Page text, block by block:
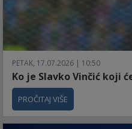
PETAK, 17.07.2026 | 10:50
Ko je Slavko Vinčić koji
PROČITAJ VIŠE